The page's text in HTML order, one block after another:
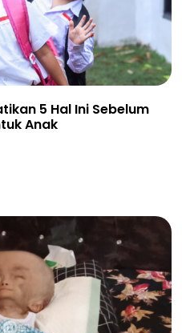
5 Hal Ini Sebelum
Anak